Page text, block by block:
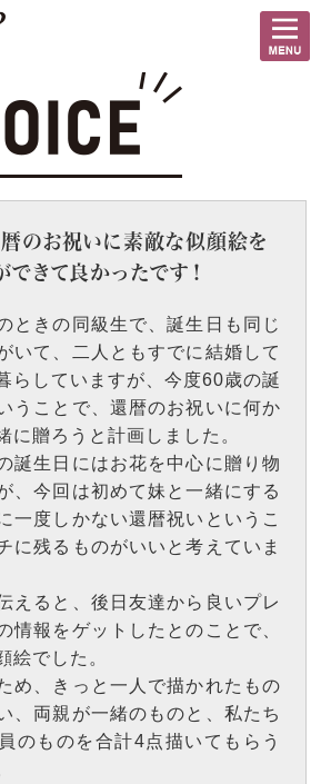
のお祝いに素敵な似顔絵を
できて良かったです！
ときの同級生で、誕生日も同じ
いて、二人ともすでに結婚して
らしていますが、今度60歳の誕
うことで、還暦のお祝いに何か
に贈ろうと計画しました。
誕生日にはお花を中心に贈り物
、今回は初めて妹と一緒にする
一度しかない還暦祝いというこ
に残るものがいいと考えていま
えると、後日友達から良いプレ
情報をゲットしたとのことで、
絵でした。
め、きっと一人で描かれたもの
、両親が一緒のものと、私たち
のものを合計4点描いてもらう